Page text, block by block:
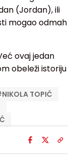
(Jordan), ili
mogao odmah
ovaj jedan
obeleži istoriju
NIKOLA TOPIĆ